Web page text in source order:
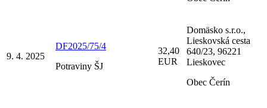
9. 4. 2025
DF2025/75/4
Potraviny ŠJ
32,40
EUR
Domäsko s.r.o.,
Lieskovská cesta
640/23, 96221
Lieskovec
Obec Čerín